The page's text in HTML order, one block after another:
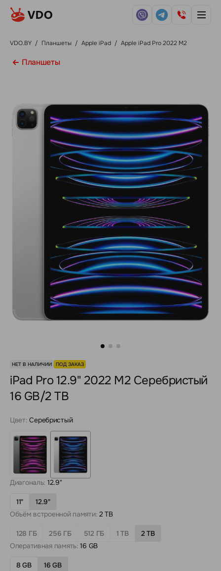
VDO.BY / Планшеты / Apple iPad / Apple iPad Pro 2022 M2
Планшеты
НЕТ В НАЛИЧИИ ПОД ЗАКАЗ
iPad Pro 12.9" 2022 M2 Серебристый
16 GB/2 TB
Цвет: Серебристый
Диагональ: 12.9"
11"
12.9"
Объём встроенной памяти: 2 TB
128 ГБ 256 ГБ 512 ГБ 1 TB
2 TB
Оперативная память: 16 GB
8 GB 16 GB